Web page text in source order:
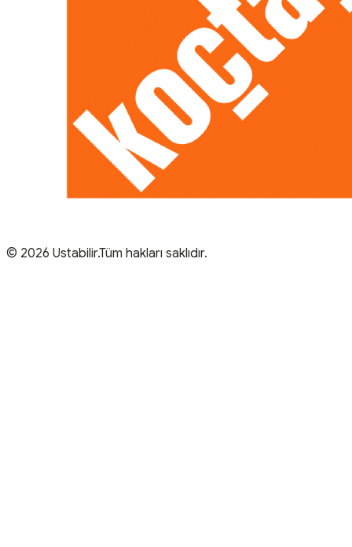
© 2026 Ustabilir.Tüm hakları saklıdır.